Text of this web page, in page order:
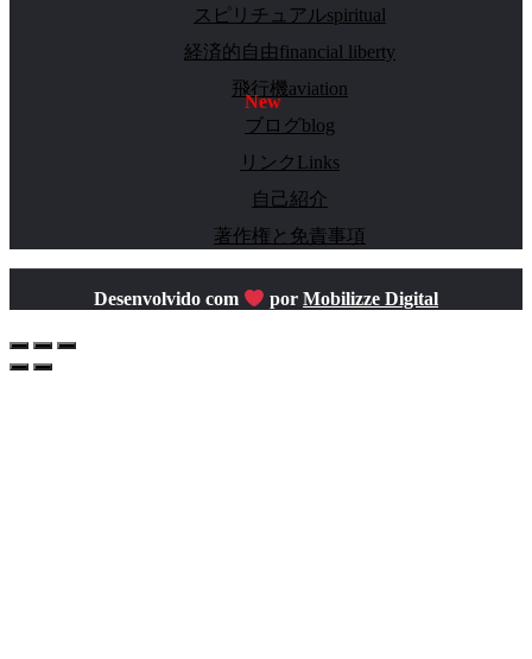
スピリチュアルspiritual
経済的自由financial liberty
飛行機aviation
ブログblog
リンクLinks
自己紹介
著作権と免責事項
Desenvolvido com porMobilizze Digital